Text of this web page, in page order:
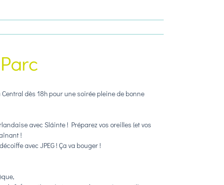
dès 18h pour une soirée pleine de bonne
avec Sláinte ! Préparez vos oreilles (et vos
!
avec JPEG ! Ça va bouger !